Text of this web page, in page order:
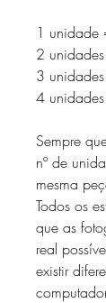
1 unidade
2
3
4
Sempre
nº de
mesma
Todos os
que as
real
existir